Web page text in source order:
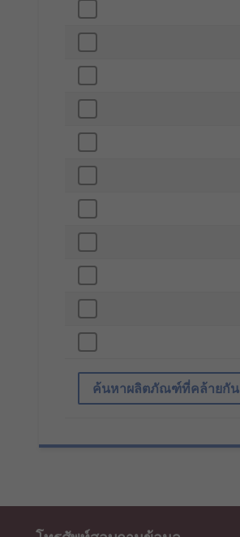
ค้นหาผลิตภัณฑ์ที่คล้ายกัน